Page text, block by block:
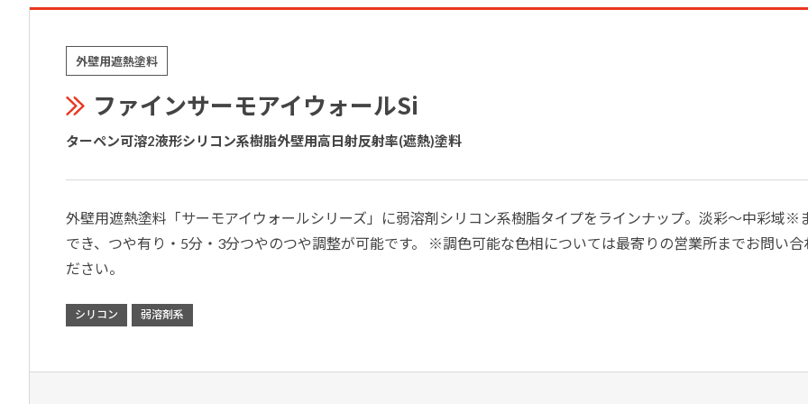
外壁用遮熱塗料
ファインサーモアイウォールSi
ターペン可溶2液形シリコン系樹脂外壁用高日射反射率(遮熱)塗料
外壁用遮熱塗料「サーモアイウォールシリーズ」に弱溶剤シリコン系樹脂タイプをラインナップ。淡彩～中彩域※
でき、つや有り・5分・3分つやのつや調整が可能です。 ※調色可能な色相については最寄りの営業所までお問い合
ださい。
シリコン 弱溶剤系